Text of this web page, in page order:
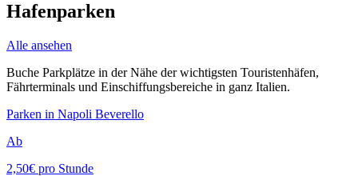
Hafenparken
Alle ansehen
Buche Parkplätze in der Nähe der wichtigsten Touristenhäfen,
Fährterminals und Einschiffungsbereiche in ganz Italien.
Parken in Napoli Beverello
Ab
2,50€ pro Stunde